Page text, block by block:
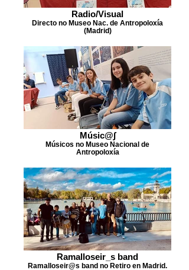
Radio/Visual
Directo no Museo Nac. de Antropoloxía
(Madrid)
Músic@∫
Músicos no Museo Nacional de
Antropoloxía
Ramalloseir_s band
Ramalloseir@s band no Retiro en Madrid.